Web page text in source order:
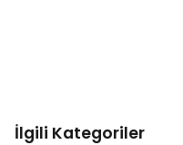
İlgili Kategoriler